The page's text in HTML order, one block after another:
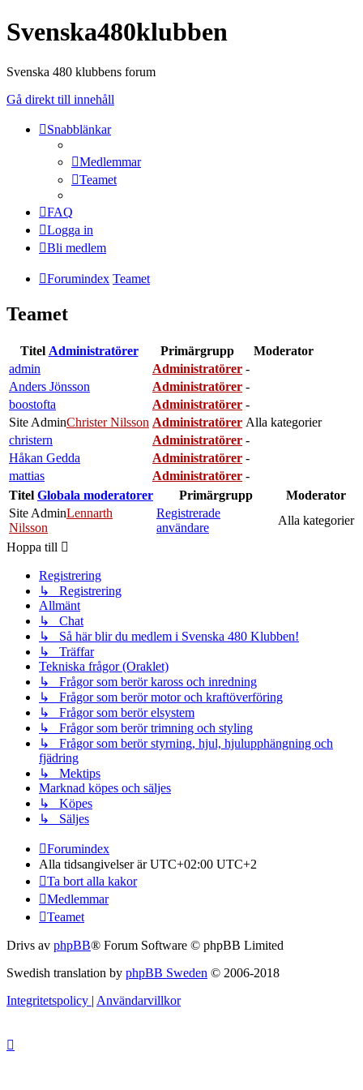
Svenska480klubben
Svenska 480 klubbens forum
Gå direkt till innehåll
Snabblänkar
Medlemmar
Teamet
FAQ
Logga in
Bli medlem
Forumindex Teamet
Teamet
Titel Administratörer Primärgrupp
Moderator
admin
Administratörer -
Anders Jönsson
Administratörer -
boostofta
Administratörer -
Site AdminChrister Nilsson Administratörer Alla kategorier
christern
Administratörer -
Håkan Gedda
Administratörer -
mattias
Administratörer -
Titel Globala moderatorer Primärgrupp
Moderator
Site AdminLennarth
Nilsson
Registrerade
användare
Alla kategorier
Hoppa till
Registrering
↳ Registrering
Allmänt
↳ Chat
↳ Så här blir du medlem i Svenska 480 Klubben!
↳ Träffar
Tekniska frågor (Oraklet)
↳ Frågor som berör kaross och inredning
↳ Frågor som berör motor och kraftöverföring
↳ Frågor som berör elsystem
↳ Frågor som berör trimning och styling
↳ Frågor som berör styrning, hjul, hjulupphängning och
fjädring
↳ Mektips
Marknad köpes och säljes
↳ Köpes
↳ Säljes
Forumindex
Alla tidsangivelser är UTC+02:00 UTC+2
Ta bort alla kakor
Medlemmar
Teamet
Drivs av phpBB® Forum Software © phpBB Limited
Swedish translation by phpBB Sweden © 2006-2018
Integritetspolicy | Användarvillkor